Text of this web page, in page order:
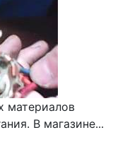
материалов
В магазине...